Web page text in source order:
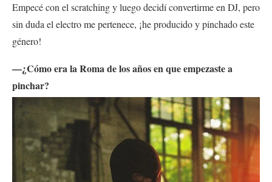
Empecé con el scratching y luego decidí convertirme en DJ, pero
sin duda el electro me pertenece, ¡he producido y pinchado este
género!
—¿Cómo era la Roma de los años en que empezaste a
pinchar?